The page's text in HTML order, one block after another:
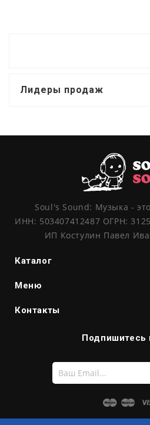
Лидеры продаж
Soul's Sound: Музыка -
ИНН: 503407412487 ОГРН:
ИП Костулин Павел
Каталог
Меню
Контакты
Подпишитесь
e-